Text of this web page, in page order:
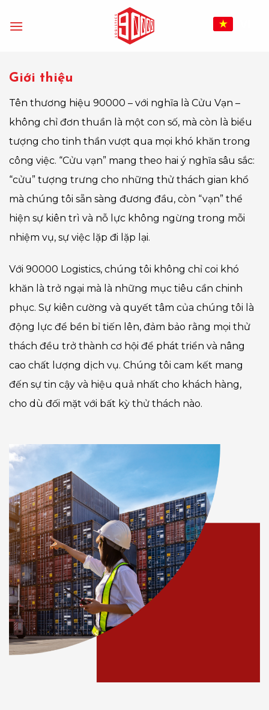
qua
Giới thiệu
Tên thương hiệu 90000 – với nghĩa là Cửu Vạn –
không chỉ đơn thuần là một con số, mà còn là biểu
tượng cho tinh thần vượt qua mọi khó khăn trong
công việc. “Cửu vạn” mang theo hai ý nghĩa sâu sắc:
“cửu” tượng trưng cho những thử thách gian khổ
mà chúng tôi sẵn sàng đương đầu, còn “vạn” thể
hiện sự kiên trì và nỗ lực không ngừng trong mỗi
nhiệm vụ, sự việc lặp đi lặp lại.
Với 90000 Logistics, chúng tôi không chỉ coi khó
khăn là trở ngại mà là những mục tiêu cần chinh
phục. Sự kiên cường và quyết tâm của chúng tôi là
động lực để bền bỉ tiến lên, đảm bảo rằng mọi thử
thách đều trở thành cơ hội để phát triển và nâng
cao chất lượng dịch vụ. Chúng tôi cam kết mang
đến sự tin cậy và hiệu quả nhất cho khách hàng,
cho dù đối mặt với bất kỳ thử thách nào.